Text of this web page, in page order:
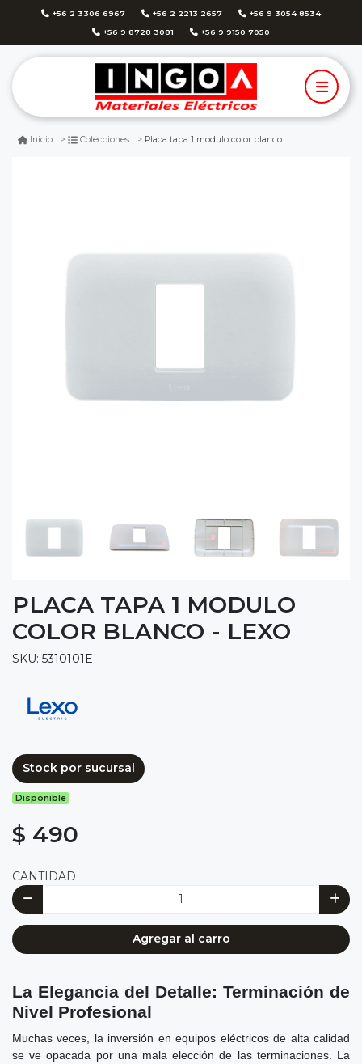
+56 2 3306 6967 +56 2 2213 2657 +56 9 3054 8534
+56 9 8728 3081 +56 9 9150 7050
Inicio Colecciones Placa tapa 1 modulo color blanco - lexo
PLACA TAPA 1 MODULO
COLOR BLANCO - LEXO
SKU: 5310101E
Stock por sucursal
Disponible
$ 490
CANTIDAD
Agregar al carro
La Elegancia del Detalle: Terminación de
Nivel Profesional
Muchas veces, la inversión en equipos eléctricos de alta calidad
se ve opacada por una mala elección de las terminaciones. La